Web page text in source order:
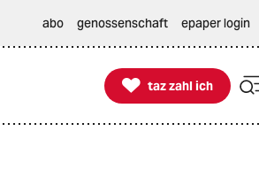
abo genossenschaft epaper login

taz zahl ich
taz zahl ich